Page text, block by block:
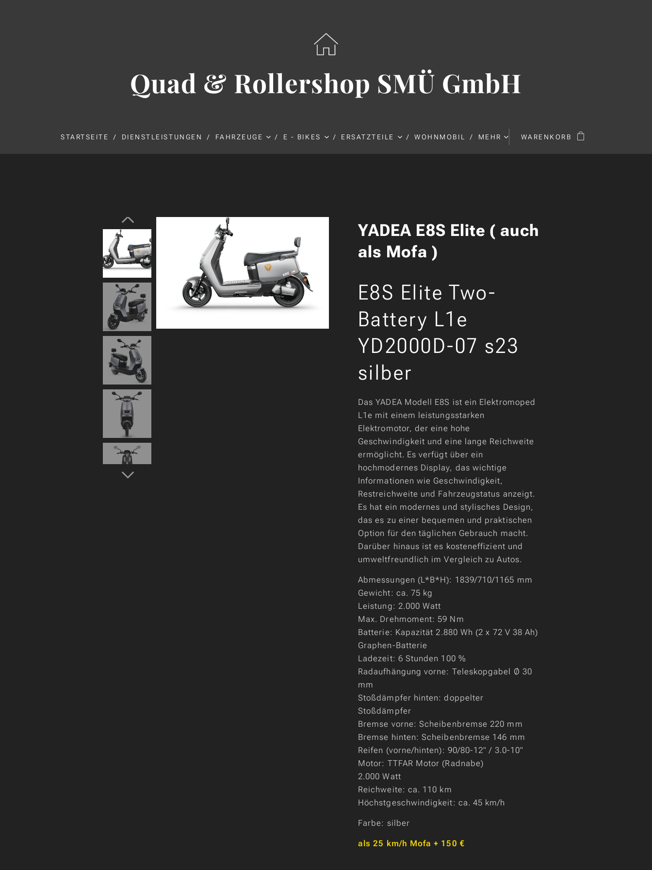
Quad & Rollershop SMÜ GmbH
STARTSEITE DIENSTLEISTUNGEN FAHRZEUGE E - BIKES ERSATZTEILE WOHNMOBIL MEHR WARENKORB
YADEA E8S Elite ( auch
als Mofa )
E8S Elite Two-
Battery L1e
YD2000D-07 s23
silber
Das YADEA Modell E8S ist ein Elektromoped
L1e mit einem leistungsstarken
Elektromotor, der eine hohe
Geschwindigkeit und eine lange Reichweite
ermöglicht. Es verfügt über ein
hochmodernes Display, das wichtige
Informationen wie Geschwindigkeit,
Restreichweite und Fahrzeugstatus anzeigt.
Es hat ein modernes und stylisches Design,
das es zu einer bequemen und praktischen
Option für den täglichen Gebrauch macht.
Darüber hinaus ist es kosteneffizient und
umweltfreundlich im Vergleich zu Autos.
Abmessungen (L*B*H): 1839/710/1165 mm
Gewicht: ca. 75 kg
Leistung: 2.000 Watt
Max. Drehmoment: 59 Nm
Batterie: Kapazität 2.880 Wh (2 x 72 V 38 Ah)
Graphen-Batterie
Ladezeit: 6 Stunden 100 %
Radaufhängung vorne: Teleskopgabel Ø 30
mm
Stoßdämpfer hinten: doppelter
Stoßdämpfer
Bremse vorne: Scheibenbremse 220 mm
Bremse hinten: Scheibenbremse 146 mm
Reifen (vorne/hinten): 90/80-12" / 3.0-10"
Motor: TTFAR Motor (Radnabe)
2.000 Watt
Reichweite: ca. 110 km
Höchstgeschwindigkeit: ca. 45 km/h
Farbe: silber
als 25 km/h Mofa + 150 €